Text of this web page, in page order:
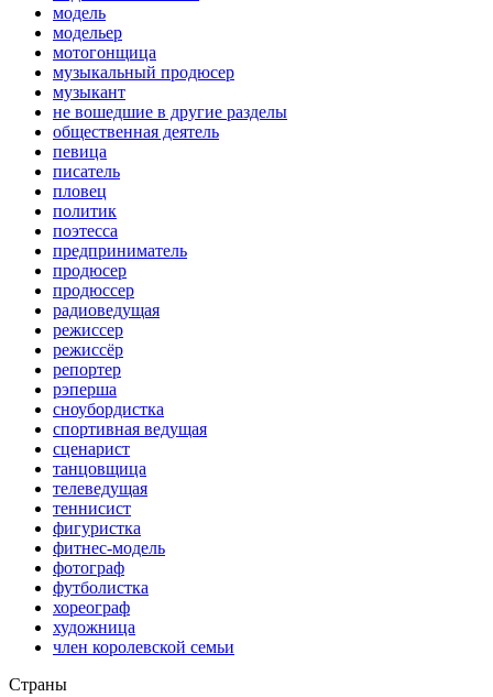
модель
модельер
мотогонщица
музыкальный продюсер
музыкант
не вошедшие в другие разделы
общественная деятель
певица
писатель
пловец
политик
поэтесса
предприниматель
продюсер
продюссер
радиоведущая
режиссер
режиссёр
репортер
рэперша
сноубордистка
спортивная ведущая
сценарист
танцовщица
телеведущая
теннисист
фигуристка
фитнес-модель
фотограф
футболистка
хореограф
художница
член королевской семьи
Страны